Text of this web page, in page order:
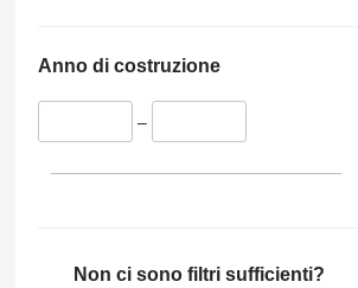
Anno di costruzione
–
Non ci sono filtri sufficienti?